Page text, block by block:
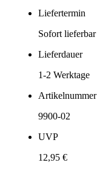
Liefertermin
Sofort lieferbar
Lieferdauer
1-2 Werktage
Artikelnummer
9900-02
UVP
12,95 €